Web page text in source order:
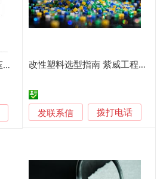
PC+ABS绝缘塑料 280Ah压铸铝端板引出支座 改性塑料选型指南 紫威工程塑料解决方案
发联系信 拨打电话